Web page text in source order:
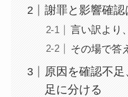
謝罪と影響確
言い訳より
その場で答
原因を確認不
足に分ける